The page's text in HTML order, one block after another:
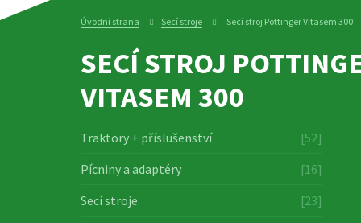
Úvodní strana Secí stroje Secí stroj Pottinger Vitasem 300
SECÍ STROJ
VITASEM 300
Traktory + příslušenství
[52]
Pícniny a adaptéry
[16]
Secí stroje
[23]